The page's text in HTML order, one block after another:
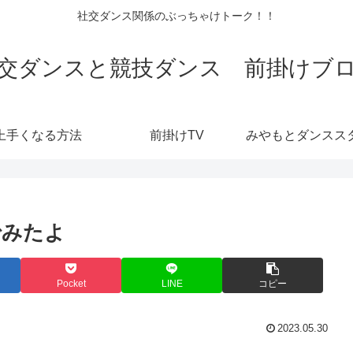
社交ダンス関係のぶっちゃけトーク！！
ダンスと競技ダンス 前掛けブ
上手くなる方法 前掛けTV
たよ
Pocket LINE コピー
2023.05.30